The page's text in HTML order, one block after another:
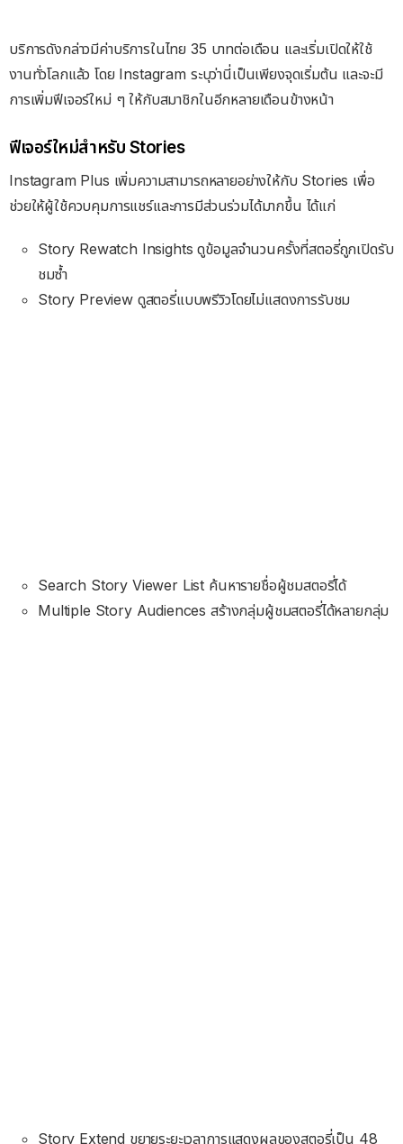
บริการดังกล่าวมีค่าบริการในไทย 35 บาทต่อเดือน และเริ่มเปิดให้ใช้
งานทั่วโลกแล้ว โดย Instagram ระบุว่านี่เป็นเพียงจุดเริ่มต้น และจะมี
การเพิ่มฟีเจอร์ใหม่ ๆ ให้กับสมาชิกในอีกหลายเดือนข้างหน้า
ฟีเจอร์ใหม่สำหรับ Stories
Instagram Plus เพิ่มความสามารถหลายอย่างให้กับ Stories เพื่อ
ช่วยให้ผู้ใช้ควบคุมการแชร์และการมีส่วนร่วมได้มากขึ้น ได้แก่
Story Rewatch Insights ดูข้อมูลจำนวนครั้งที่สตอรี่ถูกเปิดรับ
ชมซ้ำ
Story Preview ดูสตอรี่แบบพรีวิวโดยไม่แสดงการรับชม
Search Story Viewer List ค้นหารายชื่อผู้ชมสตอรี่ได้
Multiple Story Audiences สร้างกลุ่มผู้ชมสตอรี่ได้หลายกลุ่ม
Story Extend ขยายระยะเวลาการแสดงผลของสตอรี่เป็น 48